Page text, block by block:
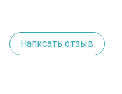
Написать отзыв